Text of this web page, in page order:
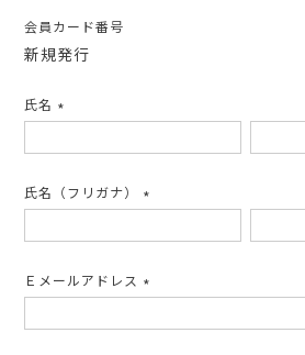
会員カード番号
新規発行
氏名
須)
氏名（フリガナ）
須)
Ｅメールアドレス
須)